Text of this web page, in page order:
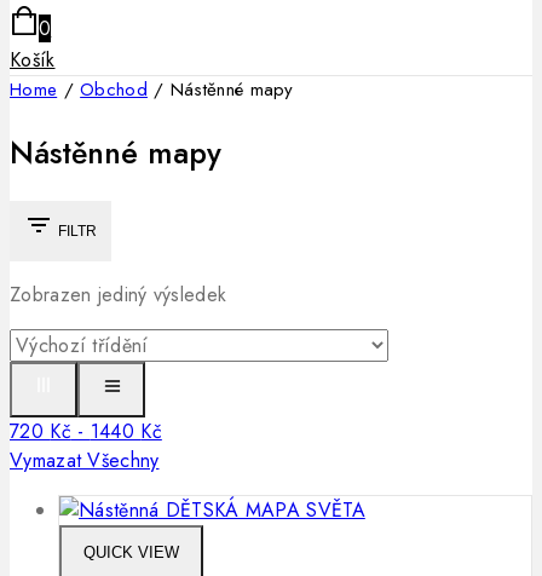
0
Košík
Home / Obchod / Nástěnné mapy
Nástěnné mapy
FILTR
Zobrazen jediný výsledek
720 Kč - 1440 Kč
Vymazat Všechny
QUICK VIEW